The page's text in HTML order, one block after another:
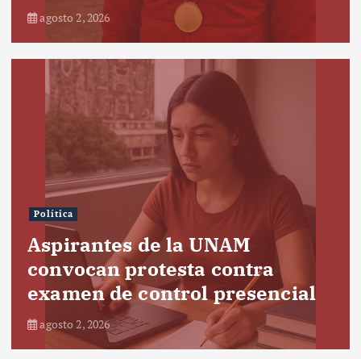
agosto 2, 2026
Política
Aspirantes de la UNAM
convocan protesta contra
examen de control presencial
agosto 2, 2026